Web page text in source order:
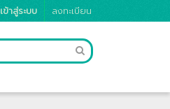
เข้าสู่ระบบ ลงทะเบียน